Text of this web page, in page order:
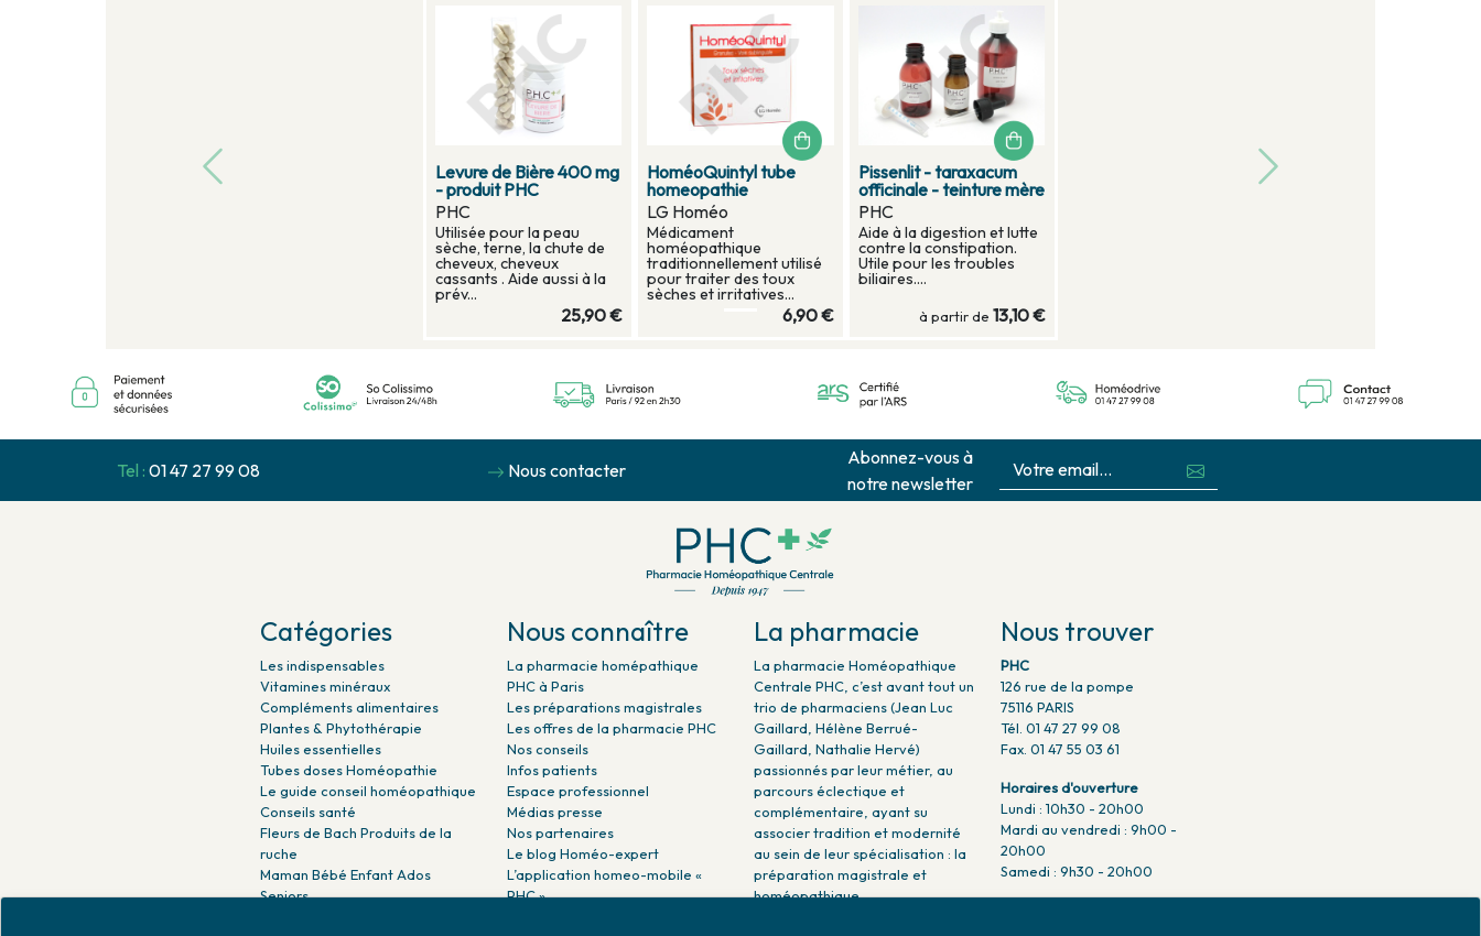
Levure de Bière 400 mg
- produit PHC
PHC
Utilisée pour la peau
sèche, terne, la chute de
cheveux, cheveux
cassants . Aide aussi à la
prév...
25,90 €
HoméoQuintyl tube
homeopathie
LG Homéo
Médicament
homéopathique
traditionnellement utilisé
pour traiter des toux
sèches et irritatives...
6,90 €
Pissenlit - taraxacum
officinale - teinture mère
PHC
Aide à la digestion et lutte
contre la constipation.
Utile pour les troubles
biliaires....
à partir de 13,10 €
Tel : 01 47 27 99 08 Nous contacter
Abonnez-vous à
notre newsletter
Catégories
Les indispensables
Vitamines minéraux
Compléments alimentaires
Plantes & Phytothérapie
Huiles essentielles
Tubes doses Homéopathie
Le guide conseil homéopathique
Conseils santé
Fleurs de Bach Produits de la
ruche
Maman Bébé Enfant Ados
Seniors
Nous connaître
La pharmacie homépathique
PHC à Paris
Les préparations magistrales
Les offres de la pharmacie PHC
Nos conseils
Infos patients
Espace professionnel
Médias presse
Nos partenaires
Le blog Homéo-expert
L’application homeo-mobile «
PHC »
La pharmacie
La pharmacie Homéopathique
Centrale PHC, c’est avant tout un
trio de pharmaciens (Jean Luc
Gaillard, Hélène Berrué-
Gaillard, Nathalie Hervé)
passionnés par leur métier, au
parcours éclectique et
complémentaire, ayant su
associer tradition et modernité
au sein de leur spécialisation : la
préparation magistrale et
homéopathique.
Nous trouver
PHC
126 rue de la pompe
75116 PARIS
Tél. 01 47 27 99 08
Fax. 01 47 55 03 61
Horaires d'ouverture
Lundi : 10h30 - 20h00
Mardi au vendredi : 9h00 -
20h00
Samedi : 9h30 - 20h00